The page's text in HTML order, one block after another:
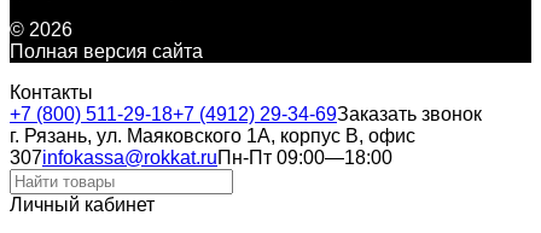
© 2026
Полная версия сайта
Контакты
+7 (800) 511-29-18+7 (4912) 29-34-69Заказать звонок
г. Рязань, ул. Маяковского 1А, корпус B, офис
307infokassa@rokkat.ruПн-Пт 09:00—18:00
Личный кабинет